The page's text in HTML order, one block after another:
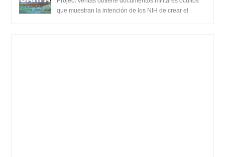
SARS-CoV-2, utilizando la investigación de
que muestran la intención de los NIH de crear el